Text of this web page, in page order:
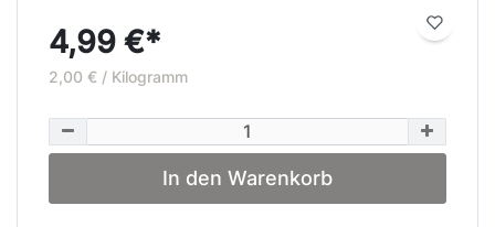
4,99 €*
2,00 € / Kilogramm
In den Warenkorb